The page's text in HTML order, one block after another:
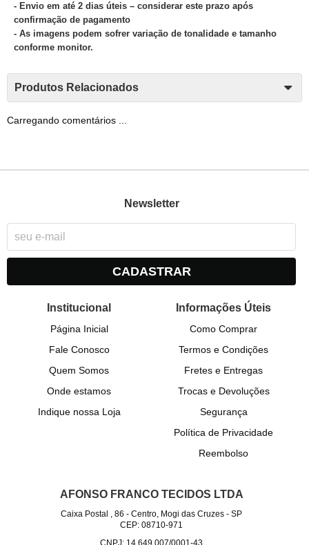
- Envio em até 2 dias úteis – considerar este prazo após
confirmação de pagamento
- As imagens podem sofrer variação de tonalidade e tamanho
conforme monitor.
Produtos Relacionados
Carregando comentários ...
Newsletter
CADASTRAR
Institucional
Página Inicial
Fale Conosco
Quem Somos
Onde estamos
Indique nossa Loja
Informações Úteis
Como Comprar
Termos e Condições
Fretes e Entregas
Trocas e Devoluções
Segurança
Política de Privacidade
Reembolso
AFONSO FRANCO TECIDOS LTDA
Caixa Postal , 86 -Centro, Mogi das Cruzes -SP
CEP: 08710-971
CNPJ: 14.649.007/0001-43